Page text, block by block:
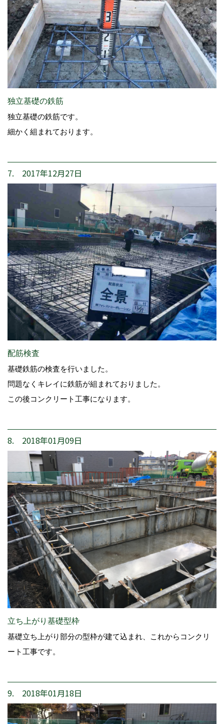
独立基礎の鉄筋
独立基礎の鉄筋です。
細かく組まれております。
7. 2017年12月27日
配筋検査
基礎鉄筋の検査を行いました。
問題なくキレイに鉄筋が組まれておりました。
この後コンクリート工事になります。
8. 2018年01月09日
立ち上がり基礎型枠
基礎立ち上がり部分の型枠が建て込まれ、これからコンクリ
ート工事です。
9. 2018年01月18日